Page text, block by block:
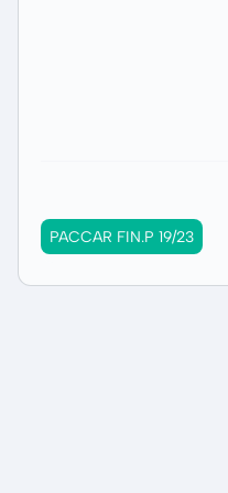
PACCAR FIN.P 19/23